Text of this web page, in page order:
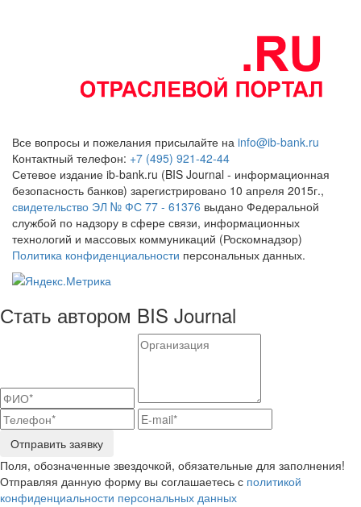
Все вопросы и пожелания присылайте на info@ib-bank.ru
Контактный телефон: +7 (495) 921-42-44
Сетевое издание ib-bank.ru (BIS Journal - информационная
безопасность банков) зарегистрировано 10 апреля 2015г.,
свидетельство ЭЛ № ФС 77 - 61376 выдано Федеральной
службой по надзору в сфере связи, информационных
технологий и массовых коммуникаций (Роскомнадзор)
Политика конфиденциальности персональных данных.
Стать автором BIS Journal
Отправить заявку
Поля, обозначенные звездочкой, обязательные для заполнения!
Отправляя данную форму вы соглашаетесь с политикой
конфиденциальности персональных данных